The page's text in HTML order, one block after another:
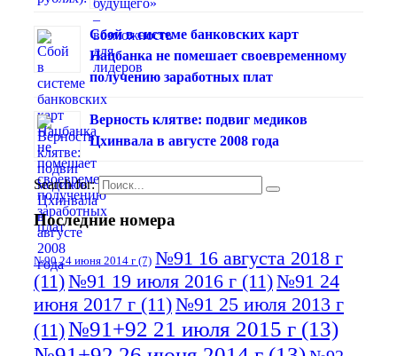
Сбой в системе банковских карт
Нацбанка не помешает своевременному
получению заработных плат
Верность клятве: подвиг медиков
Цхинвала в августе 2008 года
Search for:
Последние номера
№90 24 июня 2014 г (7) №91 16 августа 2018 г
(11)№91 19 июля 2016 г (11)№91 24
июня 2017 г (11)№91 25 июля 2013 г
(11)№91+92 21 июля 2015 г (13)